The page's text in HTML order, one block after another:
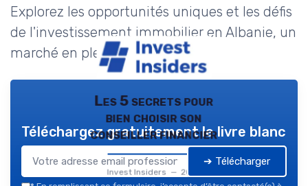
Explorez les opportunités uniques et les défis
de l'investissement immobilier en Albanie, un
marché en pleine croissance.
Les 5 secrets pour
bien choisir son
conseiller financier
Invest Insiders — 2026
Téléchargez gratuitement le livre blanc
➔ Télécharger